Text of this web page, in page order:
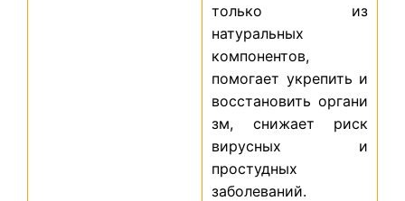
только из
натуральных
компонентов,
помогает укрепить и
восстановить органи
зм, снижает риск
вирусных и
простудных
заболеваний.